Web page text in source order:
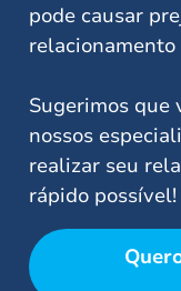
pode causar
Sugerimos que
nossos
realizar seu
rápido possível!